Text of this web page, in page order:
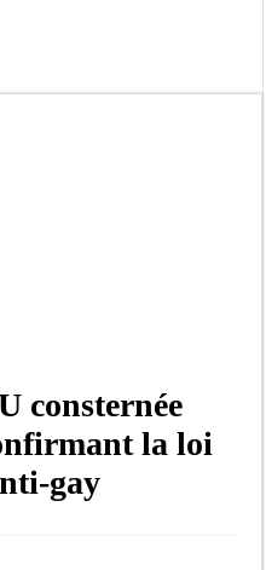
consternée
la loi
gay